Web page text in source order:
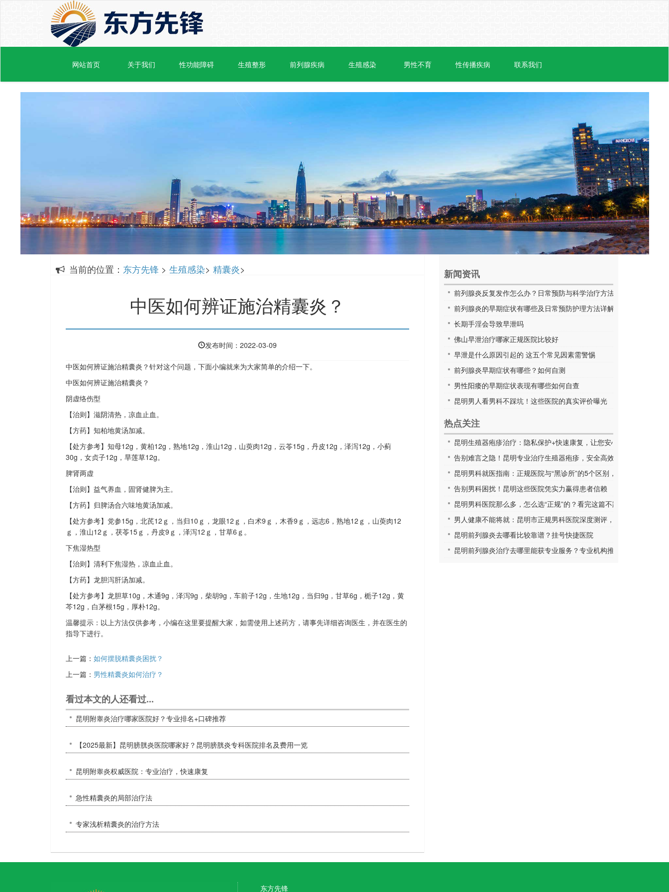
网站首页 关于我们 性功能障碍 生殖整形 前列腺疾病 生殖感染 男性不育 性传播疾病 联系我们
当前的位置： 东方先锋 > 生殖感染> 精囊炎>
中医如何辨证施治精囊炎？
发布时间：2022-03-09
中医如何辨证施治精囊炎？针对这个问题，下面小编就来为大家简单的介绍一下。
中医如何辨证施治精囊炎？
阴虚络伤型
【治则】滋阴清热，凉血止血。
【方药】知柏地黄汤加减。
【处方参考】知母12g，黄柏12g，熟地12g，淮山12g，山萸肉12g，云苓15g，丹皮12g，泽泻12g，小蓟
30g，女贞子12g，旱莲草12g。
脾肾两虚
【治则】益气养血，固肾健脾为主。
【方药】归脾汤合六味地黄汤加减。
【处方参考】党参15g，北芪12ｇ，当归10ｇ，龙眼12ｇ，白术9ｇ，木香9ｇ，远志6，熟地12ｇ，山萸肉12
ｇ，淮山12ｇ，茯苓15ｇ，丹皮9ｇ，泽泻12ｇ，甘草6ｇ。
下焦湿热型
【治则】清利下焦湿热，凉血止血。
【方药】龙胆泻肝汤加减。
【处方参考】龙胆草10g，木通9g，泽泻9g，柴胡9g，车前子12g，生地12g，当归9g，甘草6g，栀子12g，黄
芩12g，白茅根15g，厚朴12g。
温馨提示：以上方法仅供参考，小编在这里要提醒大家，如需使用上述药方，请事先详细咨询医生，并在医生的
指导下进行。
上一篇： 如何摆脱精囊炎困扰？
上一篇： 男性精囊炎如何治疗？
看过本文的人还看过...
昆明附睾炎治疗哪家医院好？专业排名+口碑推荐
【2025最新】昆明膀胱炎医院哪家好？昆明膀胱炎专科医院排名及费用一览
昆明附睾炎权威医院：专业治疗，快速康复
急性精囊炎的局部治疗法
专家浅析精囊炎的治疗方法
新闻资讯
前列腺炎反复发作怎么办？日常预防与科学治疗方法全解析
前列腺炎的早期症状有哪些及日常预防护理方法详解
长期手淫会导致早泄吗
佛山早泄治疗哪家正规医院比较好
早泄是什么原因引起的 这五个常见因素需警惕
前列腺炎早期症状有哪些？如何自测
男性阳痿的早期症状表现有哪些如何自查
昆明男人看男科不踩坑！这些医院的真实评价曝光
热点关注
昆明生殖器疱疹治疗：隐私保护+快速康复，让您安心无忧
告别难言之隐！昆明专业治疗生殖器疱疹，安全高效更放心
昆明男科就医指南：正规医院与“黑诊所”的5个区别，学会自保
告别男科困扰！昆明这些医院凭实力赢得患者信赖
昆明男科医院那么多，怎么选“正规”的？看完这篇不踩坑
男人健康不能将就：昆明市正规男科医院深度测评，帮你找到放心之
昆明前列腺炎去哪看比较靠谱？挂号快捷医院
昆明前列腺炎治疗去哪里能获专业服务？专业机构推荐
东方先锋